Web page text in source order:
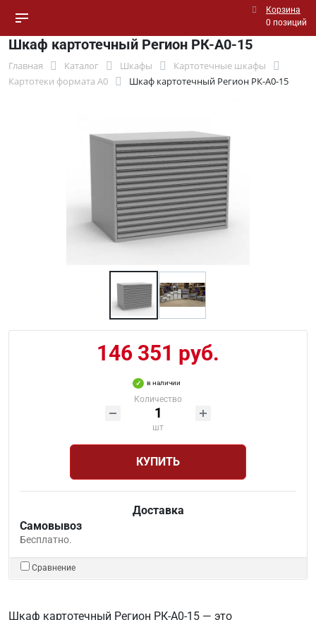
Корзина
0 позиций
Шкаф картотечный Регион РК-А0-15
Главная Каталог Шкафы
Картотечные шкафы
Картотеки формата А0
Шкаф картотечный Регион РК-А0-15
146 351 руб.
в наличии
Количество
шт
КУПИТЬ
Доставка
Самовывоз
Бесплатно.
Сравнение
Шкаф картотечный Регион РК-А0-15 — это